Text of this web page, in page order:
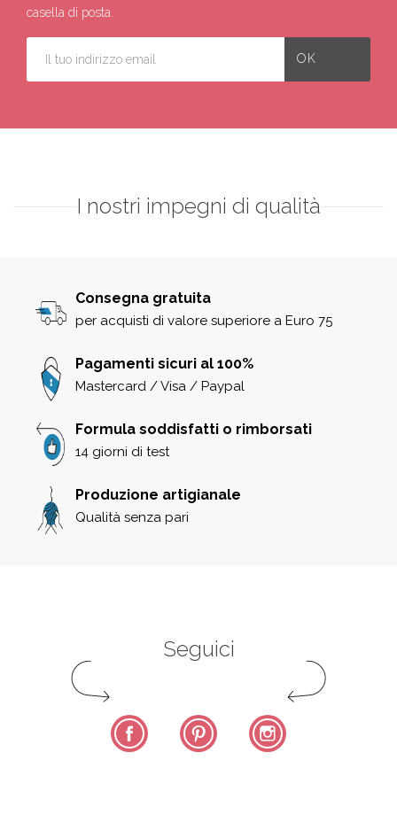
casella di posta.
I nostri impegni di qualità
Consegna gratuita
per acquisti di valore superiore a Euro 75
Pagamenti sicuri al 100%
Mastercard / Visa / Paypal
Formula soddisfatti o rimborsati
14 giorni di test
Produzione artigianale
Qualità senza pari
Seguici
Facebook Pinterest